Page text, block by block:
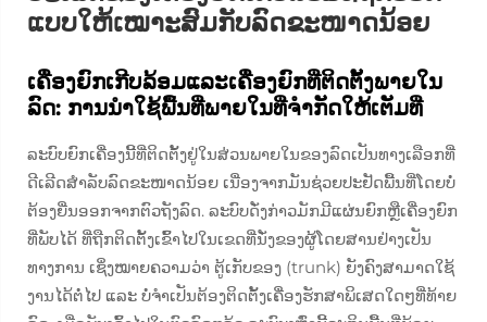
ແບບໃຫ້ເໝາະສົມກັບລົດຂະໜາດນ້ອຍ
ເຄື່ອງຍົກເກີບລ້ອມແລະເຄື່ອງຍົກທີ່ຕິດຕັ້ງພາຍໃນ
ລົດ: ການນຳໃຊ້ພື້ນທີ່ພາຍໃນທີ່ຈຳກັດໃຫ້ເຕັມທີ່
ລະບົບຍົກເຄື່ອງນີ້ທີ່ຕິດຕັ້ງຢູ່ໃນສ່ວນພາຍໃນຂອງລົດເປັນທາງເລືອກທີ່
ດີເລີດສຳລັບລົດຂະໜາດນ້ອຍ ເນື່ອງຈາກມັນຊ່ວຍປະຢັດພື້ນທີ່ໂດຍບໍ່
ຕ້ອງຍື່ນອອກຈາກຕົວຖັງລົດ. ລະບົບດັ່ງກ່າວມັກມີແຜ່ນຍົກຫຼືເຄື່ອງຍົກ
ທີ່ພັບໄດ້ ທີ່ຖືກຕິດຕັ້ງເຂົ້າໄປໃນເຂດທີ່ນັ່ງຂອງຜູ້ໂດຍສານຢ່າງເປັນ
ທາງການ ເຊິ່ງໝາຍຄວາມວ່າ ຕູ້ເກັບຂອງ (trunk) ຍັງຄົງສາມາດໃຊ້
ງານໄດ້ຕໍ່ໄປ ແລະ ບໍ່ຈຳເປັນຕ້ອງຕິດຕັ້ງເຄື່ອງຮັກສາພິເສດໃດໆທີ່ທ້າຍ